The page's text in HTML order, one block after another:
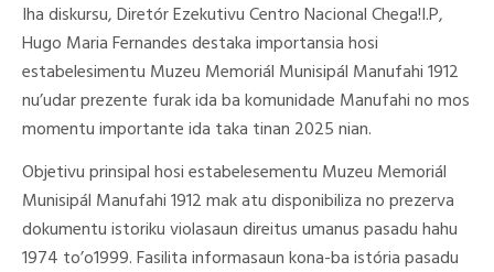
Iha diskursu, Diretór Ezekutivu Centro Nacional Chega!I.P,
Hugo Maria Fernandes destaka importansia hosi
estabelesimentu Muzeu Memoriál Munisipál Manufahi 1912
nu’udar prezente furak ida ba komunidade Manufahi no mos
momentu importante ida taka tinan 2025 nian.
Objetivu prinsipal hosi estabelesementu Muzeu Memoriál
Munisipál Manufahi 1912 mak atu disponibiliza no prezerva
dokumentu istoriku violasaun direitus umanus pasadu hahu
1974 to’o1999. Fasilita informasaun kona-ba istória pasadu